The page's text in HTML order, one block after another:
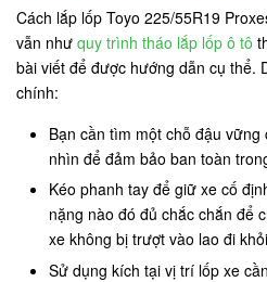
Cách lắp lốp Toyo 225/55R19
vẫn như quy trình tháo lắp lốp ô tô
bài viết để được hướng dẫn cụ thể.
chính:
Bạn cần tìm một chỗ đậu
nhìn để đảm bảo ban toàn
Kéo phanh tay để giữ xe cố
nặng nào đó đủ chắc chắn để
xe không bị trượt vào lao đi
Sử dụng kích tại vị trí lốp xe